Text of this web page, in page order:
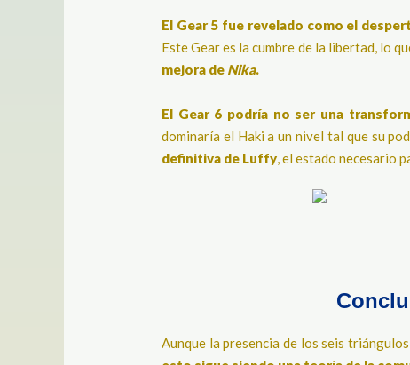
El Gear 5 fue revelado como el
Este Gear es la cumbre de la libertad, lo
mejora de Nika.
El Gear 6 podría no ser una
dominaría el Haki a un nivel tal que su
definitiva de Luffy, el estado necesario
Aunque la presencia de los seis